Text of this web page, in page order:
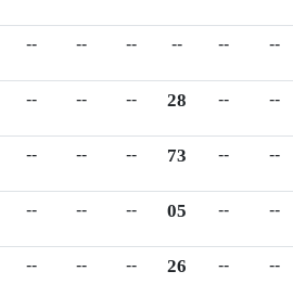
-- -- -- -- -- --
-- -- -- 28 -- --
-- -- -- 73 -- --
-- -- -- 05 -- --
-- -- -- 26 -- --